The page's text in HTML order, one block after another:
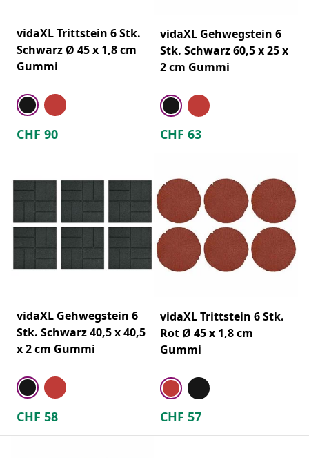
vidaXL Trittstein 6 Stk.
Schwarz Ø 45 x 1,8 cm
Gummi
CHF 90
vidaXL Gehwegstein 6
Stk. Schwarz 60,5 x 25 x
2 cm Gummi
CHF 63
vidaXL Gehwegstein 6
Stk. Schwarz 40,5 x 40,5
x 2 cm Gummi
CHF 58
vidaXL Trittstein 6 Stk.
Rot Ø 45 x 1,8 cm
Gummi
CHF 57